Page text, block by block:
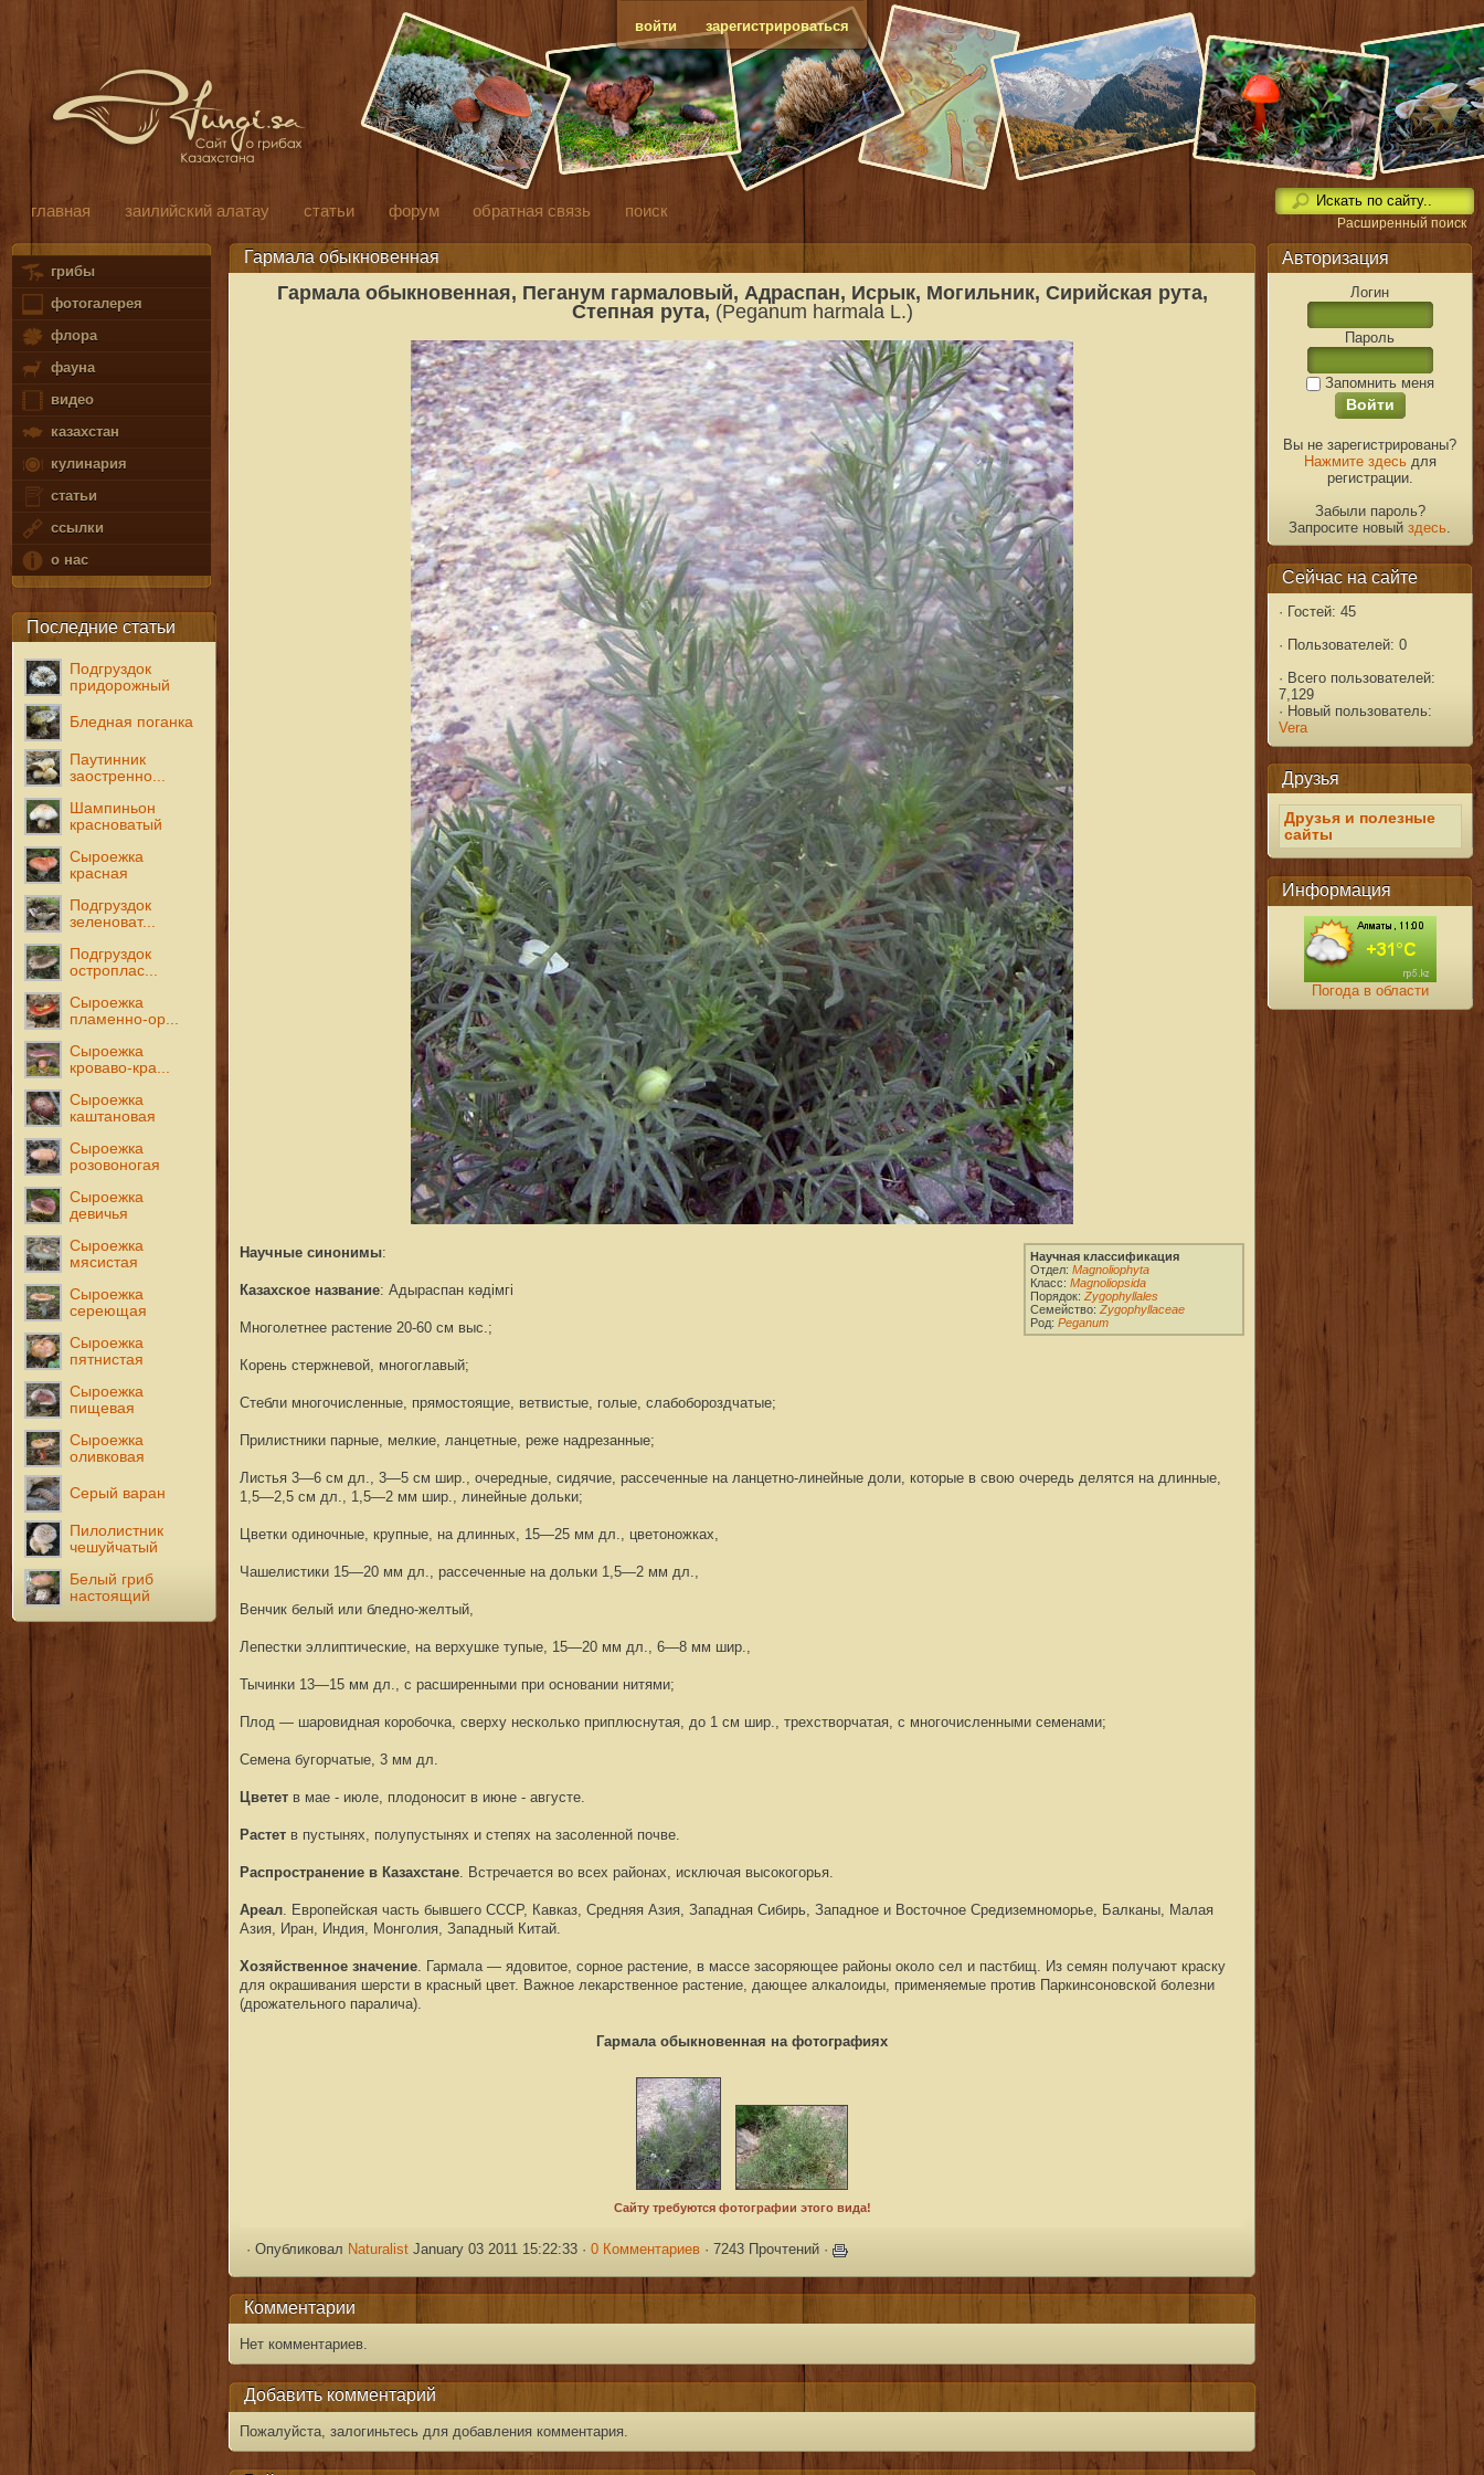
войти зарегистрироваться
главная заилийский алатау статьи форум обратная связь поиск
Расширенный поиск
грибы
фотогалерея
флора
фауна
видео
казахстан
кулинария
статьи
ссылки
о нас
Последние статьи
Подгруздок
придорожный
Бледная поганка
Паутинник
заостренно...
Шампиньон
красноватый
Сыроежка
красная
Подгруздок
зеленоват...
Подгруздок
остроплас...
Сыроежка
пламенно-ор...
Сыроежка
кроваво-кра...
Сыроежка
каштановая
Сыроежка
розовоногая
Сыроежка
девичья
Сыроежка
мясистая
Сыроежка
сереющая
Сыроежка
пятнистая
Сыроежка
пищевая
Сыроежка
оливковая
Серый варан
Пилолистник
чешуйчатый
Белый гриб
настоящий
Авторизация
Логин
Пароль
Запомнить меня
Вы не зарегистрированы?
Нажмите здесьдля
регистрации.
Забыли пароль?
Запросите новыйздесь
Сейчас на сайте
· Гостей: 45
· Пользователей: 0
· Всего пользователей:
7,129
· Новый пользователь:
Vera
Друзья
Друзья и полезные
сайты
Информация
Погода в области
Гармала обыкновенная
Гармала обыкновенная, Пеганум гармаловый, Адраспан, Исрык, Могильник, Сирийская рута,
Степная рута, (Peganum harmala L.)
Научные синонимы:
Казахское название: Адыраспан кәдiмгi
Многолетнее растение 20-60 см выс.;
Корень стержневой, многоглавый;
Стебли многочисленные, прямостоящие, ветвистые, голые, слабобороздчатые;
Прилистники парные, мелкие, ланцетные, реже надрезанные;
Листья 3—6 см дл., 3—5 см шир., очередные, сидячие, рассеченные на ланцетно-линейные доли, которые в свою очередь делятся на длинные,
1,5—2,5 см дл., 1,5—2 мм шир., линейные дольки;
Цветки одиночные, крупные, на длинных, 15—25 мм дл., цветоножках,
Чашелистики 15—20 мм дл., рассеченные на дольки 1,5—2 мм дл.,
Венчик белый или бледно-желтый,
Лепестки эллиптические, на верхушке тупые, 15—20 мм дл., 6—8 мм шир.,
Тычинки 13—15 мм дл., с расширенными при основании нитями;
Плод — шаровидная коробочка, сверху несколько приплюснутая, до 1 см шир., трехстворчатая, с многочисленными семенами;
Семена бугорчатые, 3 мм дл.
Цветет в мае - июле, плодоносит в июне - августе.
Растет в пустынях, полупустынях и степях на засоленной почве.
Распространение в Казахстане. Встречается во всех районах, исключая высокогорья.
Ареал. Европейская часть бывшего СССР, Кавказ, Средняя Азия, Западная Сибирь, Западное и Восточное Средиземноморье, Балканы, Малая
Азия, Иран, Индия, Монголия, Западный Китай.
Хозяйственное значение. Гармала — ядовитое, сорное растение, в массе засоряющее районы около сел и пастбищ. Из семян получают краску
для окрашивания шерсти в красный цвет. Важное лекарственное растение, дающее алкалоиды, применяемые против Паркинсоновской болезни
(дрожательного паралича).
Гармала обыкновенная на фотографиях
· Опубликовал Naturalist January 03 2011 15:22:33 ·0 Комментариев · 7243 Прочтений ·
Комментарии
Нет комментариев.
Добавить комментарий
Пожалуйста, залогиньтесь для добавления комментария.